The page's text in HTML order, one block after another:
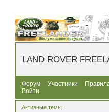
LAND ROVER
Форум Участники
Войти
Активные темы